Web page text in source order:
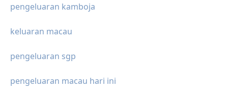
pengeluaran kamboja
keluaran macau
pengeluaran sgp
pengeluaran macau hari ini